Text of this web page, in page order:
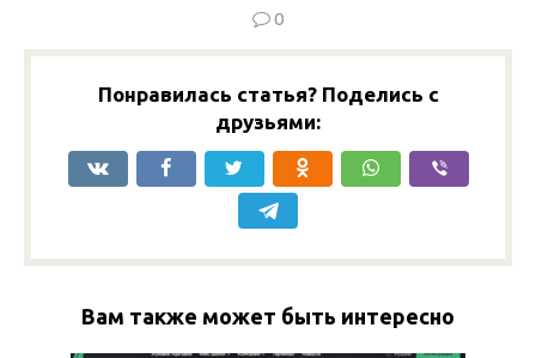
0
Понравилась статья? Поделись с
друзьями:
Вам также может быть интересно